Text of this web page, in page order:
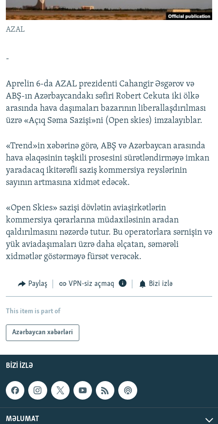
KARIKATURA
İSLAM VƏ DEMOKRATIYA
İZ - MƏDƏNIYYƏT PROQRAMI
PEŞƏ ETIKASI VƏ JURNALISTIKA STANDARTLARIMIZ
MATERIALLARIMIZDAN ISTIFADƏ
XƏBƏR BÜLLETENLƏRIMIZ
BIZI IZLƏ
AZAL
-
Aprelin 6-da AZAL prezidenti Cahangir Əsgərov və
ABŞ-ın Azərbaycandakı səfiri Robert Cekuta iki ölkə
arasında hava daşımaları bazarının liberallaşdırılması
üzrə «Açıq Səma Sazişi»ni (Open skies) imzalayıblar.
«Trend»in xəbərinə görə, ABŞ və Azərbaycan arasında
hava əlaqəsinin təşkili prosesini sürətləndirməyə imkan
yaradacaq ikitərəfli saziş kommersiya reyslərinin
sayının artmasına xidmət edəcək.
«Open Skies» sazişi dövlətin aviaşirkətlərin
kommersiya qərarlarına müdaxiləsinin aradan
qaldırılmasını nəzərdə tutur. Bu operatorlara sərnişin və
yük aviadaşımaları üzrə daha əlçatan, səmərəli
xidmətlər göstərməyə fürsət verəcək.
Paylaş VPN-siz açmaq Bizi izlə
This item is part of
Azərbaycan xəbərləri
BIZI IZLƏ
MƏLUMAT